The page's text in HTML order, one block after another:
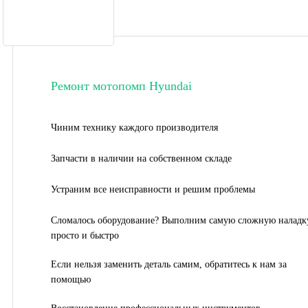
Ремонт мотопомп Hyundai
Чиним технику каждого производителя
Запчасти в наличии на собственном складе
Устраним все неисправности и решим проблемы
Сломалось оборудование? Выполним самую сложную
просто и быстро
Если нельзя заменить деталь самим, обратитесь к нам за
помощью